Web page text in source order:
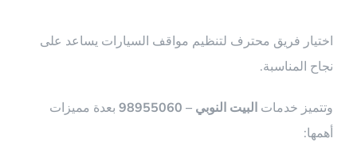
اختيار فريق محترف لتنظيم مواقف السيارات يساعد على
نجاح المناسبة.
وتتميز خدمات البيت النوبي – 98955060
بعدة مميزات
أهمها: